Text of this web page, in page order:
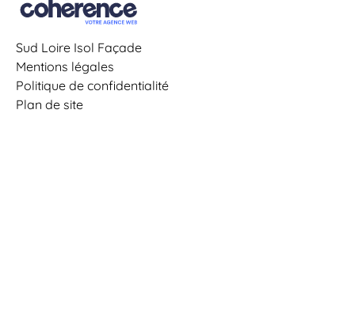
Sud Loire Isol Façade
Mentions légales
Politique de confidentialité
Plan de site